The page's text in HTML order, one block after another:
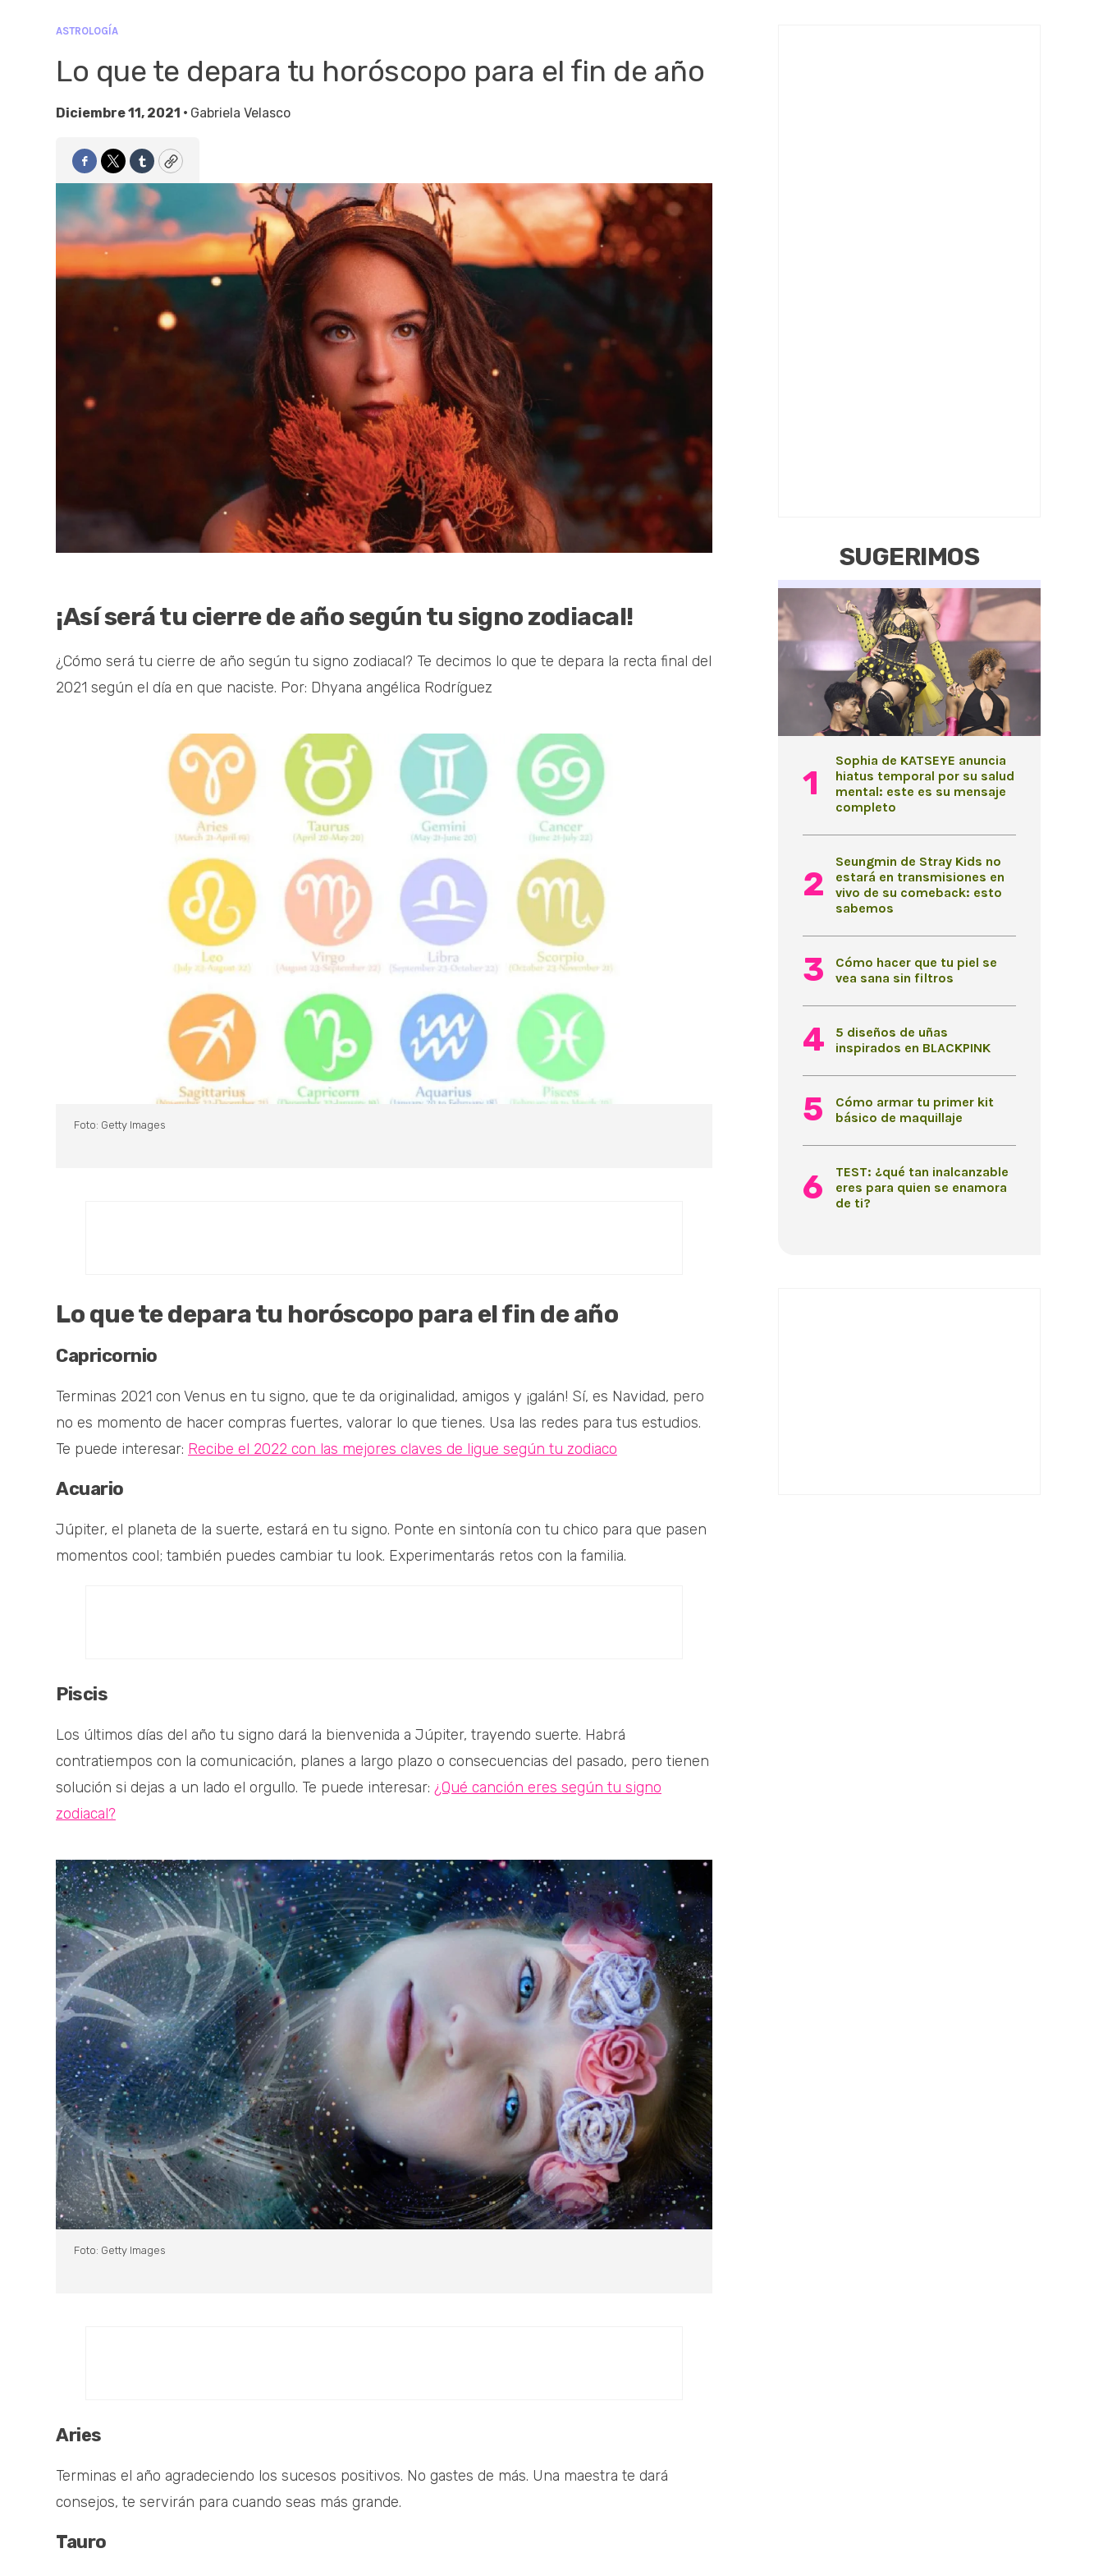
ASTROLOGÍA
Lo que te depara tu horóscopo para el fin de año
Diciembre 11, 2021 • Gabriela Velasco
Facebook
TwitterTumblrCopy
¡Así será tu cierre de año según tu signo zodiacal!
¿Cómo será tu cierre de año según tu signo zodiacal? Te decimos lo que te depara la recta final del
2021 según el día en que naciste. Por: Dhyana angélica Rodríguez
Foto: Getty Images
Lo que te depara tu horóscopo para el fin de año
Capricornio
Terminas 2021 con Venus en tu signo, que te da originalidad, amigos y ¡galán! Sí, es Navidad, pero
no es momento de hacer compras fuertes, valorar lo que tienes. Usa las redes para tus estudios.
Te puede interesar: Recibe el 2022 con las mejores claves de ligue según tu zodiaco
Acuario
Júpiter, el planeta de la suerte, estará en tu signo. Ponte en sintonía con tu chico para que pasen
momentos cool; también puedes cambiar tu look. Experimentarás retos con la familia.
Piscis
Los últimos días del año tu signo dará la bienvenida a Júpiter, trayendo suerte. Habrá
contratiempos con la comunicación, planes a largo plazo o consecuencias del pasado, pero tienen
solución si dejas a un lado el orgullo. Te puede interesar: ¿Qué canción eres según tu signo
zodiacal?
Foto: Getty Images
Aries
Terminas el año agradeciendo los sucesos positivos. No gastes de más. Una maestra te dará
consejos, te servirán para cuando seas más grande.
Tauro
SUGERIMOS
Sophia de KATSEYE anuncia
hiatus temporal por su salud
mental: este es su mensaje
completo
Seungmin de Stray Kids no
estará en transmisiones en
vivo de su comeback: esto
sabemos
Cómo hacer que tu piel se
vea sana sin filtros
5 diseños de uñas
inspirados en BLACKPINK
Cómo armar tu primer kit
básico de maquillaje
TEST: ¿qué tan inalcanzable
eres para quien se enamora
de ti?